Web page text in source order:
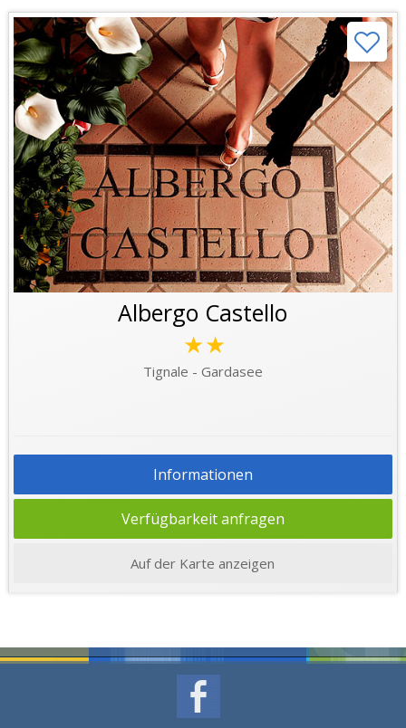
Albergo Castello
★★
Tignale - Gardasee
Informationen
Verfügbarkeit anfragen
Auf der Karte anzeigen